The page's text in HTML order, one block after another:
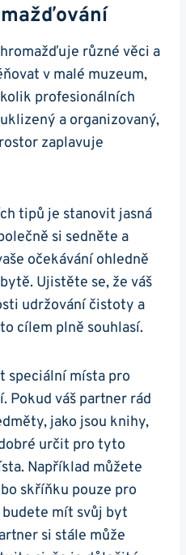
různé věci a
v malé muzeum,
profesionálních
a organizovaný,
zaplavuje
tipů je stanovit jasná
si sedněte a
očekávání ohledně
Ujistěte se, že váš
udržování čistoty a
cílem plně souhlasí.
speciální místa pro
Pokud váš partner rád
jako jsou knihy,
určit pro tyto
Například můžete
skříňku pouze pro
mít svůj byt
si stále může